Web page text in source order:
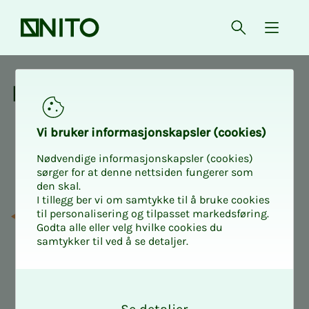
Forsiden Åpne søk
{
Kurs og aktiviteter fra NITO
Kurs og ak­­­ti­vi­­­te­­­ter
Vi bru­­­ker in­­­for­­­ma­­­sjons­­­kaps­­­­­ler (cookies)
Nødvendige informasjonskapsler (cookies)
sørger for at denne nettsiden fungerer som
den skal.
I tillegg ber vi om samtykke til å bruke cookies
til personalisering og tilpasset markedsføring.
Godta alle eller velg hvilke cookies du
samtykker til ved å se detaljer.